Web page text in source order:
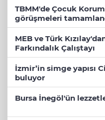
TBMM'de Çocuk
görüşmeleri
MEB ve Türk
Farkındalık Çalıştayı
İzmir’in simge yapısı
buluyor
Bursa İnegöl'ün